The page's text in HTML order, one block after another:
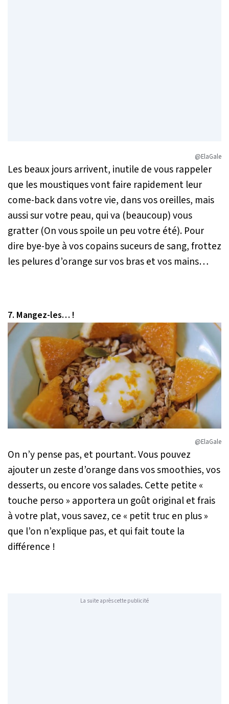
@ElaGale
Les beaux jours arrivent, inutile de vous rappeler
que les moustiques vont faire rapidement leur
come-back dans votre vie, dans vos oreilles, mais
aussi sur votre peau, qui va (beaucoup) vous
gratter (On vous spoile un peu votre été). Pour
dire bye-bye à vos copains suceurs de sang, frottez
les pelures d’orange sur vos bras et vos mains…
7. Mangez-les… !
@ElaGale
On n’y pense pas, et pourtant. Vous pouvez
ajouter un zeste d’orange dans vos smoothies, vos
desserts, ou encore vos salades. Cette petite «
touche perso » apportera un goût original et frais
à votre plat, vous savez, ce « petit truc en plus »
que l’on n’explique pas, et qui fait toute la
différence !
La suite après cette publicité